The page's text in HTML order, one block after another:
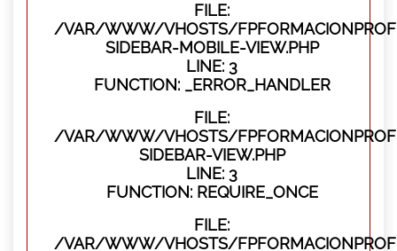
FILE:
/VAR/WWW/VHOSTS/
SIDEBAR-MOBILE-VIEW.PHP
LINE: 3
FUNCTION: _ERROR_HANDLER
FILE:
/VAR/WWW/VHOSTS/
SIDEBAR-VIEW.PHP
LINE: 3
FUNCTION: REQUIRE_ONCE
FILE:
/VAR/WWW/VHOSTS/